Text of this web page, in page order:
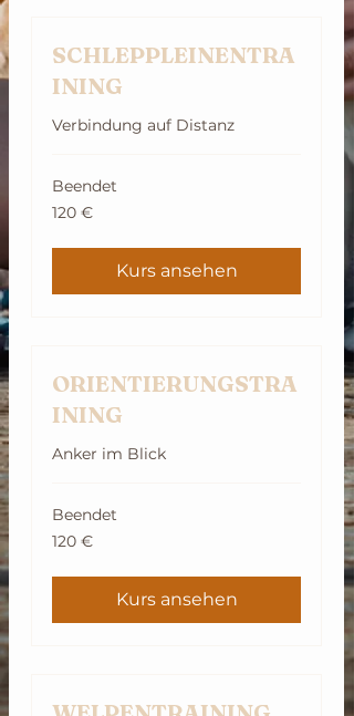
SCHLEPPLEINENTRA
INING
Verbindung auf Distanz
Beendet
120
Euro
120 €
Kurs ansehen
ORIENTIERUNGSTRA
INING
Anker im Blick
Beendet
120
Euro
120 €
Kurs ansehen